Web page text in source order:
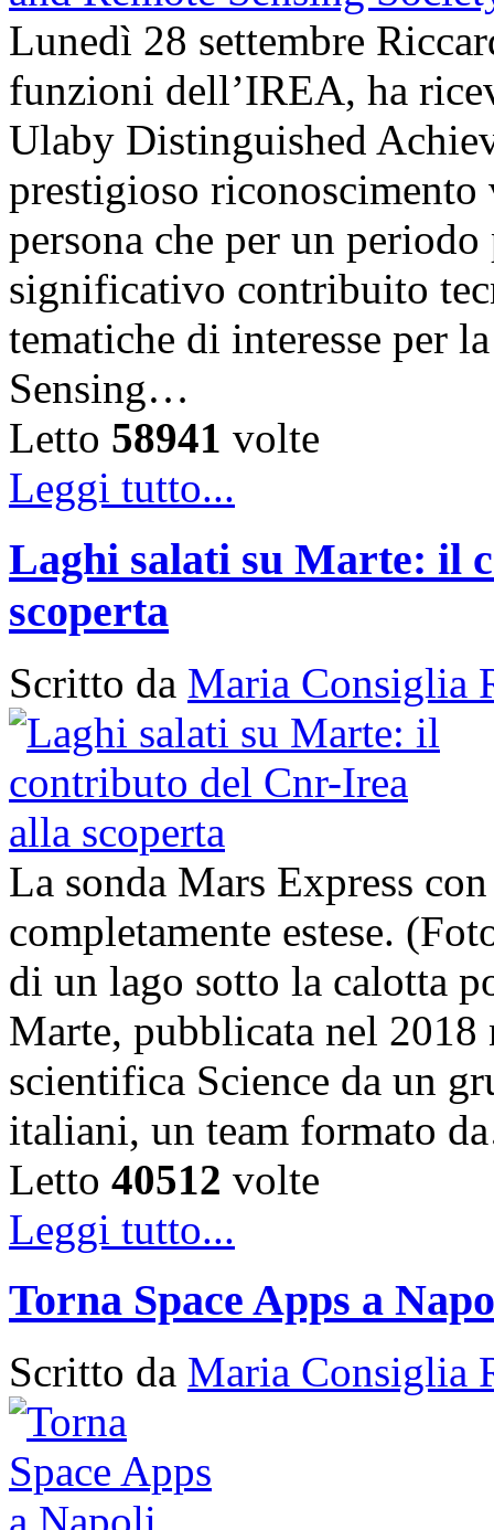
Lunedì 28 settembre
funzioni dell’IREA, ha
Ulaby Distinguished
prestigioso
persona che per un
significativo contribuito
tematiche di interesse per
Sensing…
Letto 58941 volte
Leggi tutto...
Laghi salati su Marte: il
scoperta
Scritto da Maria Consiglia
La sonda Mars Express
completamente estese.
di un lago sotto la calotta
Marte, pubblicata nel
scientifica Science da un
italiani, un team formato
Letto 40512 volte
Leggi tutto...
Torna Space Apps a
Scritto da Maria Consiglia